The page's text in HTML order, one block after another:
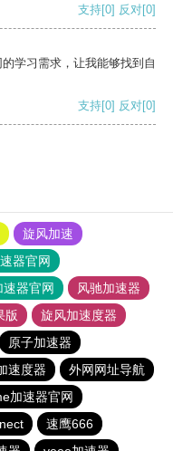
支持[0] 反对[0]
学习需求，让我能够找到自
支持[0] 反对[0]
旋风加速
器官网
速器官网
风驰加速器
版
旋风加速度器
原子加速器
速度器
外网网址导航
加速器官网
速鹰666